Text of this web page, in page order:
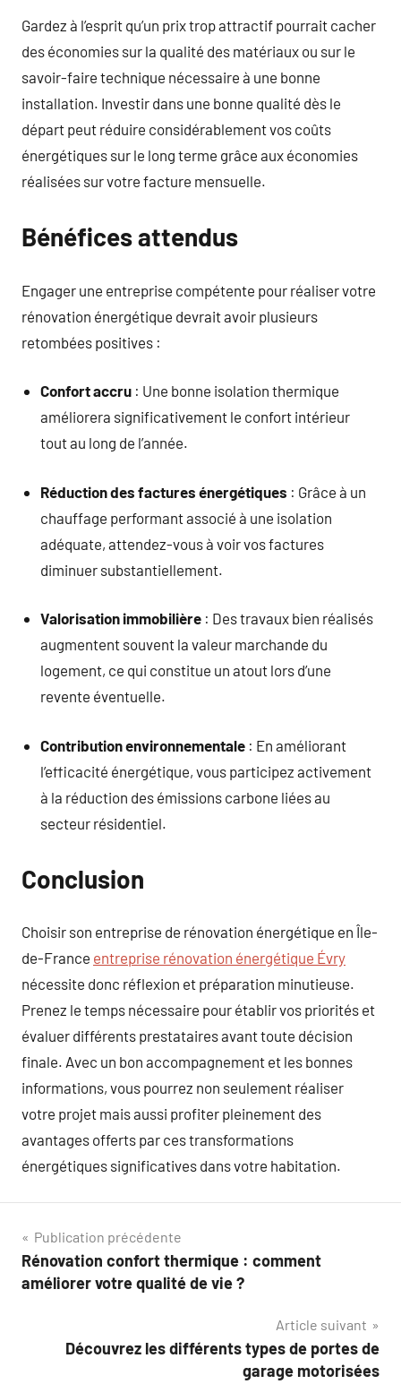
Gardez à l’esprit qu’un prix trop attractif pourrait cacher
des économies sur la qualité des matériaux ou sur le
savoir-faire technique nécessaire à une bonne
installation. Investir dans une bonne qualité dès le
départ peut réduire considérablement vos coûts
énergétiques sur le long terme grâce aux économies
réalisées sur votre facture mensuelle.
Bénéfices attendus
Engager une entreprise compétente pour réaliser votre
rénovation énergétique devrait avoir plusieurs
retombées positives :
Confort accru : Une bonne isolation thermique
améliorera significativement le confort intérieur
tout au long de l’année.
Réduction des factures énergétiques : Grâce à un
chauffage performant associé à une isolation
adéquate, attendez-vous à voir vos factures
diminuer substantiellement.
Valorisation immobilière : Des travaux bien réalisés
augmentent souvent la valeur marchande du
logement, ce qui constitue un atout lors d’une
revente éventuelle.
Contribution environnementale : En améliorant
l’efficacité énergétique, vous participez activement
à la réduction des émissions carbone liées au
secteur résidentiel.
Conclusion
Choisir son entreprise de rénovation énergétique en Île-
de-France entreprise rénovation énergétique Évry
nécessite donc réflexion et préparation minutieuse.
Prenez le temps nécessaire pour établir vos priorités et
évaluer différents prestataires avant toute décision
finale. Avec un bon accompagnement et les bonnes
informations, vous pourrez non seulement réaliser
votre projet mais aussi profiter pleinement des
avantages offerts par ces transformations
énergétiques significatives dans votre habitation.
Navigation
de
Publication précédente
Rénovation confort thermique : comment
améliorer votre qualité de vie ?
Article suivant
Découvrez les différents types de portes de
garage motorisées